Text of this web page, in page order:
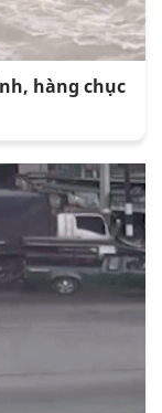
hàng chục